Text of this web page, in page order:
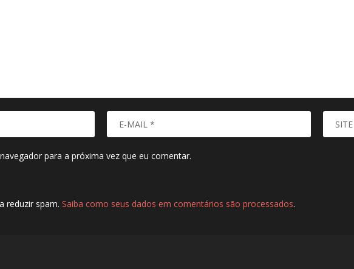
para a próxima vez que eu comentar.
reduzir spam. Saiba como seus dados em comentários são processados.